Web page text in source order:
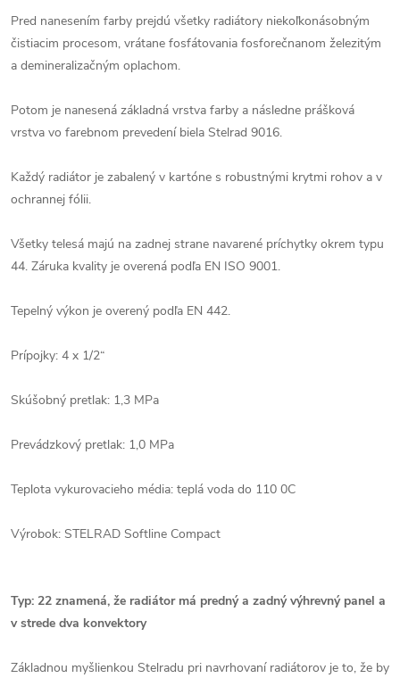
Pred nanesením farby prejdú všetky radiátory niekoľkonásobným
čistiacim procesom, vrátane fosfátovania fosforečnanom železitým
a demineralizačným oplachom.
Potom je nanesená základná vrstva farby a následne prášková
vrstva vo farebnom prevedení biela Stelrad 9016.
Každý radiátor je zabalený v kartóne s robustnými krytmi rohov a v
ochrannej fólii.
Všetky telesá majú na zadnej strane navarené príchytky okrem typu
44. Záruka kvality je overená podľa EN ISO 9001.
Tepelný výkon je overený podľa EN 442.
Prípojky: 4 x 1/2“
Skúšobný pretlak: 1,3 MPa
Prevádzkový pretlak: 1,0 MPa
Teplota vykurovacieho média: teplá voda do 110 0C
Výrobok: STELRAD Softline Compact
Typ: 22 znamená, že radiátor má predný a zadný výhrevný panel a
v strede dva konvektory
Základnou myšlienkou Stelradu pri navrhovaní radiátorov je to, že by